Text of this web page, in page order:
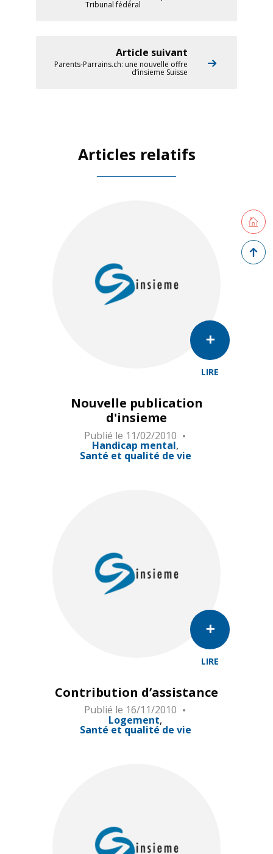
Tribunal fédéral
Article suivant
Parents-Parrains.ch: une nouvelle offre
d’insieme Suisse
Articles relatifs
LIRE
Nouvelle publication
d'insieme
Publié le 11/02/2010
Handicap mental
Santé et qualité de vie
LIRE
Contribution d’assistance
Publié le 16/11/2010
Logement
Santé et qualité de vie
Retour